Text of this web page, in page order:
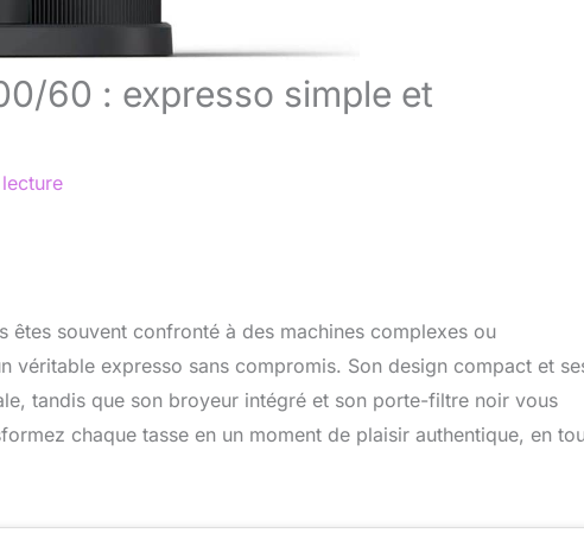
60 : expresso simple et
êtes souvent confronté à des machines complexes ou
véritable expresso sans compromis. Son design compact et
tandis que son broyeur intégré et son porte-filtre noir vous
chaque tasse en un moment de plaisir authentique, en